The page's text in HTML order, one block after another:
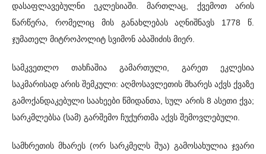
დასაფლავებულნი ეკლესიაში. მართლაც, ქვემოთ არის
წარწერა, რომელიც მის განახლებას აღნიშნავს 1778 წ.
ჯუმათელ მიტროპოლიტ სვიმონ აბაშიძის მიერ.
სამკვეთლო თახჩაშია გამართული, გარეთ ეკლესია
საკმარისად არის შემკული: აღმოსავლეთის მხარეს აქვს ქვაზე
გამოქანდაკებული საახეები წმიდანთა, სულ არის 8 ასეთი ქვა;
სარკმლებსა (სამ) გარშემო ჩუქურთმა აქვს შემოვლებული.
სამხრეთის მხარეს (ორ სარკმელს შუა) გამოსახულია ჯვარი